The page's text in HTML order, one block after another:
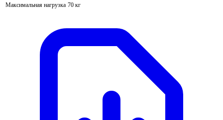
Максимальная нагрузка 70 кг